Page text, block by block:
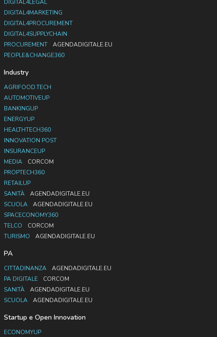
DIGITAL4LEGAL
DIGITAL4MARKETING
DIGITAL4PROCUREMENT
DIGITAL4SUPPLYCHAIN
PROCUREMENT
AGENDADIGITALE.EU
PEOPLE&CHANGE360
Industry
AGRIFOOD.TECH
AUTOMOTIVEUP
BANKINGUP
ENERGYUP
HEALTHTECH360
INNOVATION POST
INSURANCEUP
MEDIA
CORCOM
PROPTECH360
RETAILUP
SANITÀ
AGENDADIGITALE.EU
SCUOLA
AGENDADIGITALE.EU
SPACECONOMY360
TELCO
CORCOM
TURISMO
AGENDADIGITALE.EU
PA
CITTADINANZA
AGENDADIGITALE.EU
PA DIGITALE
CORCOM
SANITÀ
AGENDADIGITALE.EU
SCUOLA
AGENDADIGITALE.EU
Startup e Open Innovation
ECONOMYUP